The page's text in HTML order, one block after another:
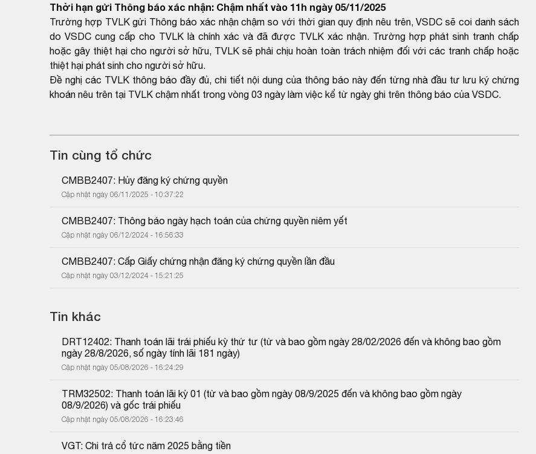
Thời hạn gửi Thông báo xác nhận: Chậm nhất vào 11h ngày 05/11/2025
Trường hợp TVLK gửi Thông báo xác nhận chậm so với thời gian quy định nêu trên, VSDC sẽ coi danh sách
do VSDC cung cấp cho TVLK là chính xác và đã được TVLK xác nhận. Trường hợp phát sinh tranh chấp
hoặc gây thiệt hại cho người sở hữu, TVLK sẽ phải chịu hoàn toàn trách nhiệm đối với các tranh chấp hoặc
thiệt hại phát sinh cho người sở hữu.
Đề nghị các TVLK thông báo đầy đủ, chi tiết nội dung của thông báo này đến từng nhà đầu tư lưu ký chứng
khoán nêu trên tại TVLK chậm nhất trong vòng 03 ngày làm việc kể từ ngày ghi trên thông báo của VSDC.
Tin cùng tổ chức
CMBB2407: Hủy đăng ký chứng quyền
Cập nhật ngày 06/11/2025 - 10:37:22
CMBB2407: Thông báo ngày hạch toán của chứng quyền niêm yết
Cập nhật ngày 06/12/2024 - 16:56:33
CMBB2407: Cấp Giấy chứng nhận đăng ký chứng quyền lần đầu
Cập nhật ngày 03/12/2024 - 15:21:25
Tin khác
DRT12402: Thanh toán lãi trái phiếu kỳ thứ tư (từ và bao gồm ngày 28/02/2026 đến và không bao gồm
ngày 28/8/2026, số ngày tính lãi 181 ngày)
Cập nhật ngày 05/08/2026 - 16:24:29
TRM32502: Thanh toán lãi kỳ 01 (từ và bao gồm ngày 08/9/2025 đến và không bao gồm ngày
08/9/2026) và gốc trái phiếu
Cập nhật ngày 05/08/2026 - 16:23:46
VGT: Chi trả cổ tức năm 2025 bằng tiền